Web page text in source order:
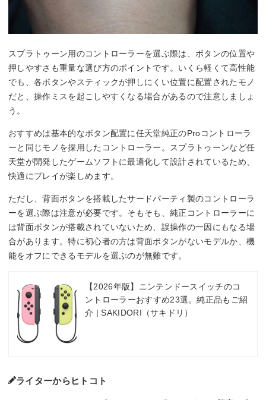
スプラトゥーン用のコントローラーを選ぶ際は、ボタンの位置や
押しやすさも重量な選び方のポイントです。いくら軽くて高性能
でも、各ボタンやスティックが押しにくい位置に配置されたモノ
だと、操作ミスを起こしやすくなる場合があるので注意しましょ
う。
おすすめは基本的なボタン配置に任天堂純正のProコントローラ
ーと同じモノを採用したコントローラー。スプラトゥーンなど任
天堂が開発したゲームソフトに最適化して設計されているため、
快適にプレイが楽しめます。
ただし、背面ボタンを搭載したサードパーティ製のコントローラ
ーを選ぶ際は注意が必要です。そもそも、純正コントローラーに
は背面ボタンが搭載されていないため、誤操作の一因にもなる場
合があります。特に初心者の方は背面ボタンがないモデルか、機
能をオフにできるモデルを選ぶのが無難です。
【2026年版】ニンテンドースイッチのコ
ントローラーおすすめ23選。純正品もご紹
介 | SAKIDORI（サキドリ）
ライターからヒトコト